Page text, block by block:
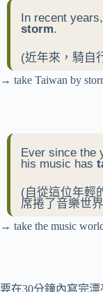
In recent
storm.
(近年來，騎自
→ take Taiwan by
Ever since the
his music has
(自從這位年輕
席捲了音樂世
→ take the music
要在30分鐘內寫完